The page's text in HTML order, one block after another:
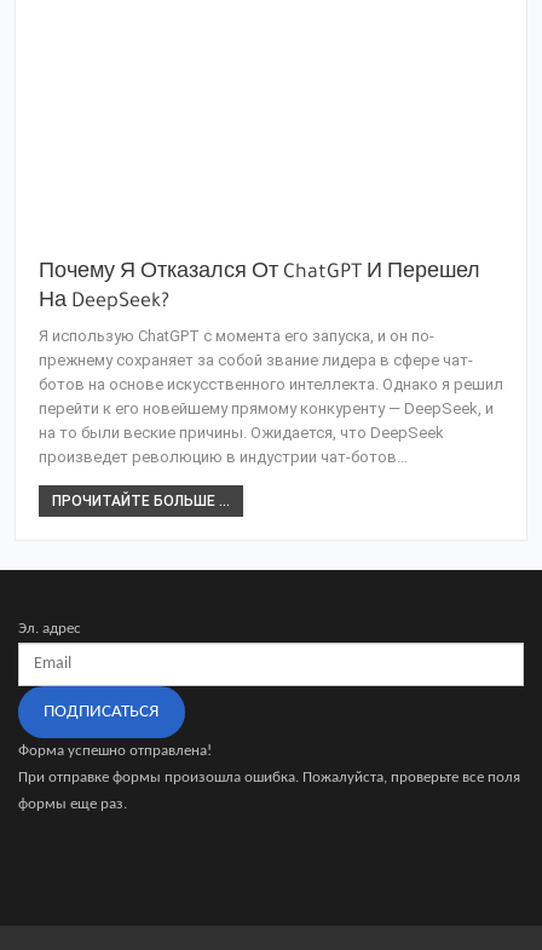
Почему Я Отказался От ChatGPT И Перешел
На DeepSeek?
Я использую ChatGPT с момента его запуска, и он по-
прежнему сохраняет за собой звание лидера в сфере чат-
ботов на основе искусственного интеллекта. Однако я решил
перейти к его новейшему прямому конкуренту — DeepSeek, и
на то были веские причины. Ожидается, что DeepSeek
произведет революцию в индустрии чат-ботов…
ПРОЧИТАЙТЕ БОЛЬШЕ ...
Эл. адрес
ПОДПИСАТЬСЯ
Форма успешно отправлена!
При отправке формы произошла ошибка. Пожалуйста, проверьте все поля
формы еще раз.